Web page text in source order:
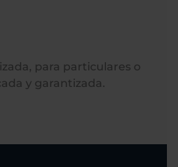
para particulares o
y garantizada.